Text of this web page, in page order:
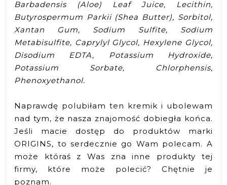
Barbadensis (Aloe) Leaf Juice, Lecithin,
Butyrospermum Parkii (Shea Butter), Sorbitol,
Xantan Gum, Sodium Sulfite, Sodium
Metabisulfite, Caprylyl Glycol, Hexylene Glycol,
Disodium EDTA, Potassium Hydroxide,
Potassium Sorbate, Chlorphensis,
Phenoxyethanol.
Naprawdę polubiłam ten kremik i ubolewam
nad tym, że nasza znajomość dobiegła końca.
Jeśli macie dostęp do produktów marki
ORIGINS, to serdecznie go Wam polecam. A
może któraś z Was zna inne produkty tej
firmy, które może polecić? Chętnie je
poznam.